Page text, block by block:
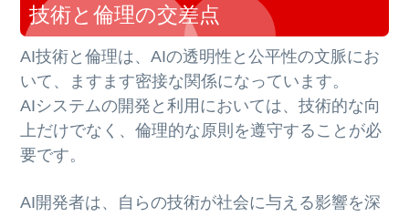
技術と倫理の交差点
AI技術と倫理は、AIの透明性と公平性の文脈にお
いて、ますます密接な関係になっています。
AIシステムの開発と利用においては、技術的な向
上だけでなく、倫理的な原則を遵守することが必
要です。
AI開発者は、自らの技術が社会に与える影響を深